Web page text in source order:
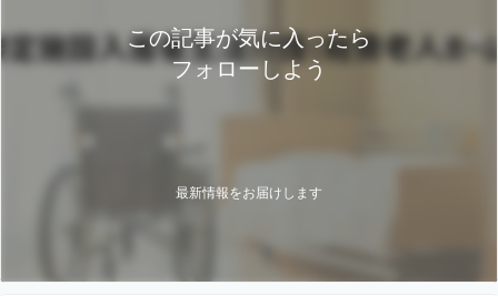
この記事が気に入ったら
フォローしよう
最新情報をお届けします